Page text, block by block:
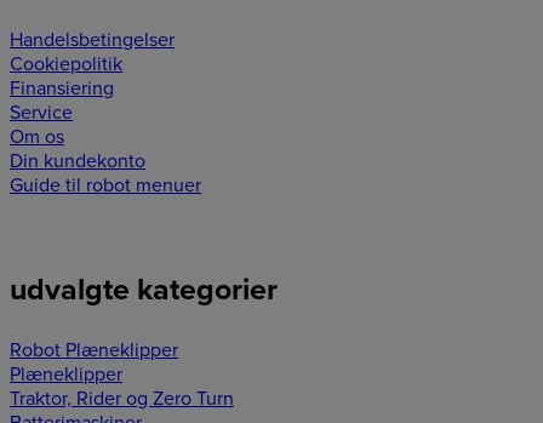
Handelsbetingelser
Cookiepolitik
Finansiering
Service
Om os
Din kundekonto
Guide til robot menuer
udvalgte kategorier
Robot Plæneklipper
Plæneklipper
Traktor, Rider og Zero Turn